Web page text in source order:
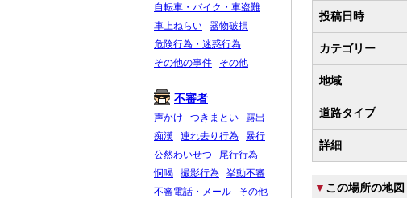
投稿日時
カテゴリー
地域
道路タイプ
詳細
▼ この場所の地図
自転車・バイク・車盗難
車上ねらい
器物破損
危険行為・迷惑行為
その他の事件
その他
不審者
声かけ つきまとい
露出
痴漢
連れ去り行為
暴行
公然わいせつ
尾行行為
恫喝
撮影行為
挙動不審
不審電話・メール
その他